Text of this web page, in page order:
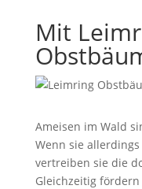
Mit
Ameisen im Wald
Wenn sie
vertreiben sie die
Gleichzeitig